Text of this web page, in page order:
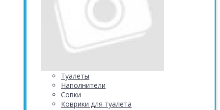
Туалеты
Наполнители
Совки
Коврики для туалета